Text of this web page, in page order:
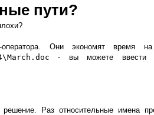
пути?
Они экономят время
- вы можете ввести
решение. Раз относительные